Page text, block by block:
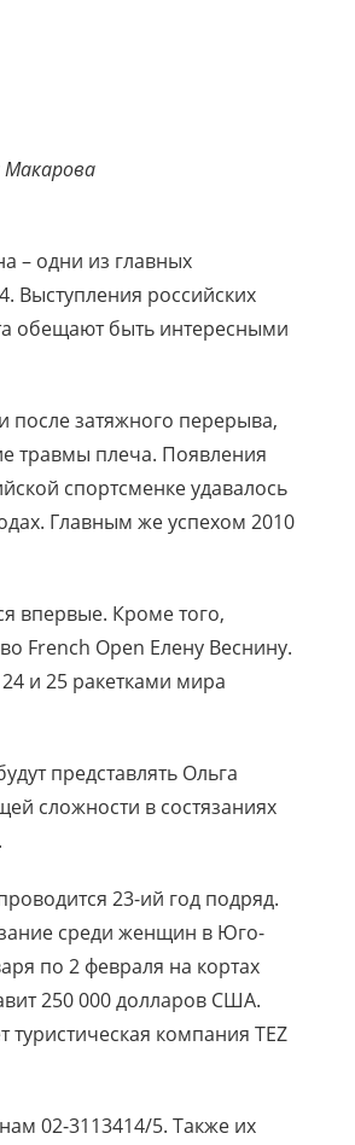
Макарова
– одни из главных
Выступления российских
обещают быть интересными
после затяжного перерыва,
травмы плеча. Появления
спортсменке удавалось
Главным же успехом 2010
впервые. Кроме того,
French Open Елену Веснину.
и 25 ракетками мира
представлять Ольга
сложности в состязаниях
23-ий год подряд.
среди женщин в Юго-
по 2 февраля на кортах
250 000 долларов США.
компания TEZ
02-3113414/5. Также их